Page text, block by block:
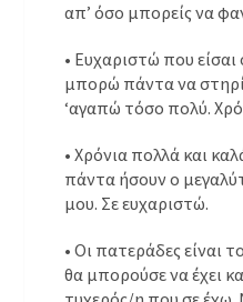
απ’ όσο μπορείς να
• Ευχαριστώ που
μπορώ πάντα να
‘αγαπώ τόσο πολύ.
• Χρόνια πολλά και
πάντα ήσουν ο
μου. Σε ευχαριστώ.
• Οι πατεράδες είναι
θα μπορούσε να έχει